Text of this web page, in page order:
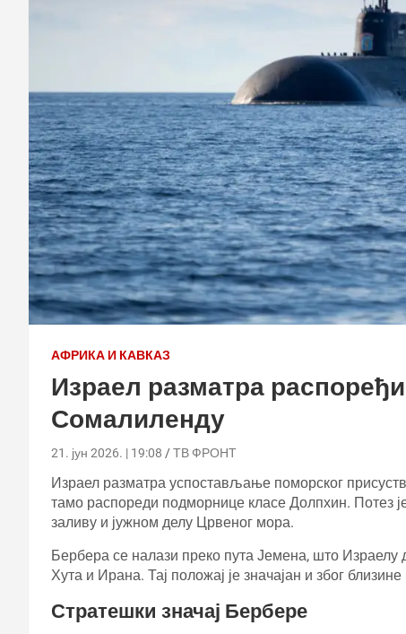
АФРИКА И КАВКАЗ
Израел разматра
Сомалиленду
21. јун 2026. | 19:08 ТВ ФРОНТ
Израел разматра успостављање поморског
тамо распореди подморнице класе Долпхин. Потез
заливу и јужном делу Црвеног мора.
Бербера се налази преко пута Јемена, што Израелу
Хута и Ирана. Тај положај је значајан и због
Стратешки значај Бербере